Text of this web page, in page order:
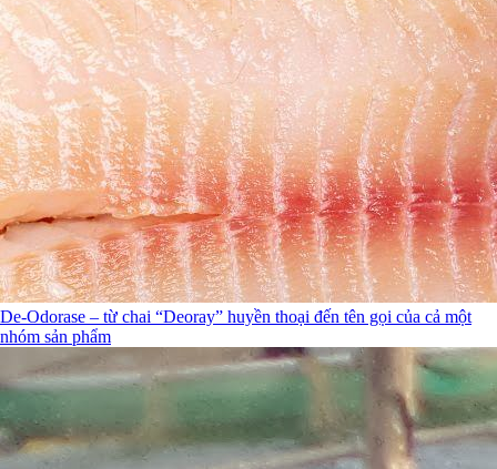
De-Odorase – từ chai “Deoray” huyền thoại đến tên gọi của cả một
nhóm sản phẩm